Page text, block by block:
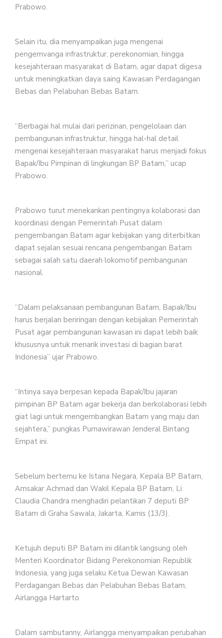
Prabowo.
Selain itu, dia menyampaikan juga mengenai
pengemvanga infrastruktur, perekonomian, hingga
kesejahteraan masyarakat di Batam, agar dapat digesa
untuk meningkatkan daya saing Kawasan Perdagangan
Bebas dan Pelabuhan Bebas Batam.
“Berbagai hal mulai dari perizinan, pengelolaan dan
pembangunan infrastruktur, hingga hal-hal detail
mengenai kesejahteraan masyarakat harus menjadi fokus
Bapak/Ibu Pimpinan di lingkungan BP Batam,” ucap
Prabowo.
Prabowo turut menekankan pentingnya kolaborasi dan
koordinasi dengan Pemerintah Pusat dalam
pengembangan Batam agar kebijakan yang diterbitkan
dapat sejalan sesuai rencana pengembangan Batam
sebagai salah satu daerah lokomotif pembangunan
nasional.
“Dalam pelaksanaan pembangunan Batam, Bapak/Ibu
harus berjalan beriringan dengan kebijakan Pemerintah
Pusat agar pembangunan kawasan ini dapat lebih baik
khususnya untuk menarik investasi di bagian barat
Indonesia” ujar Prabowo.
“Intinya saya berpesan kepada Bapak/Ibu jajaran
pimpinan BP Batam agar bekerja dan berkolaborasi lebih
giat lagi untuk mengembangkan Batam yang maju dan
sejahtera,” pungkas Purnawirawan Jenderal Bintang
Empat ini.
Sebelum bertemu ke Istana Negara, Kepala BP Batam,
Amsakar Achmad dan Wakil Kepala BP Batam, Li
Claudia Chandra menghadiri pelantikan 7 deputi BP
Batam di Graha Sawala, Jakarta, Kamis (13/3).
Ketujuh deputi BP Batam ini dilantik langsung oleh
Menteri Koordinator Bidang Perekonomian Republik
Indonesia, yang juga selaku Ketua Dewan Kawasan
Perdagangan Bebas dan Pelabuhan Bebas Batam,
Airlangga Hartarto.
Dalam sambutanny, Airlangga menyampaikan perubahan